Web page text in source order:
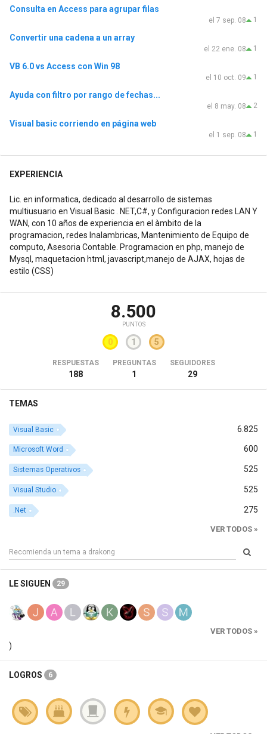
Consulta en Access para agrupar filas
1
el 7 sep. 08
Convertir una cadena a un array
1
el 22 ene. 08
VB 6.0 vs Access con Win 98
1
el 10 oct. 09
Ayuda con filtro por rango de fechas...
2
el 8 may. 08
Visual basic corriendo en página web
1
el 1 sep. 08
EXPERIENCIA
Lic. en informatica, dedicado al desarrollo de sistemas
multiusuario en Visual Basic . NET,C#, y Configuracion redes LAN Y
WAN, con 10 años de experiencia en el àmbito de la
programacion, redes Inalambricas, Mantenimiento de Equipo de
computo, Asesoria Contable. Programacion en php, manejo de
Mysql, maquetacion html, javascript,manejo de AJAX, hojas de
estilo (CSS)
8.500
PUNTOS
0 1 5
RESPUESTAS
188
PREGUNTAS
1
SEGUIDORES
29
TEMAS
6.825
Visual Basic
600
Microsoft Word
525
Sistemas Operativos
525
Visual Studio
275
.Net
VER TODOS »
LE SIGUEN 29
VER TODOS »
)
LOGROS 6